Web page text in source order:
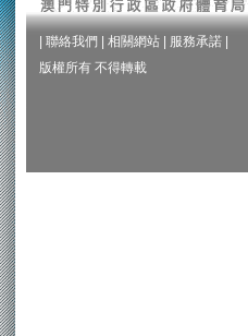
聯絡我們 相關網站 服務承諾
版權所有 不得轉載